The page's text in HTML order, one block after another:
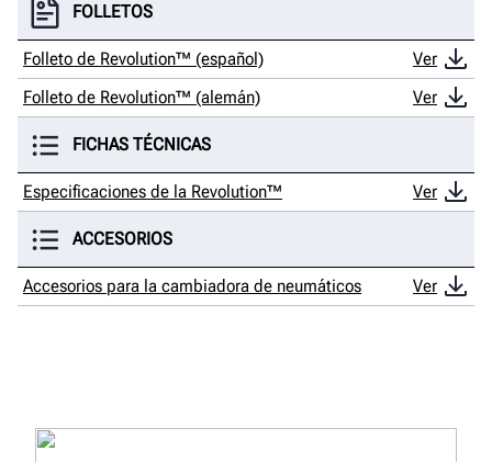
FOLLETOS
Folleto de Revolution™ (español)
Ver
Folleto de Revolution™ (alemán)
Ver
FICHAS TÉCNICAS
Especificaciones de la Revolution™ Ver
ACCESORIOS
Accesorios para la cambiadora de neumáticos Ver